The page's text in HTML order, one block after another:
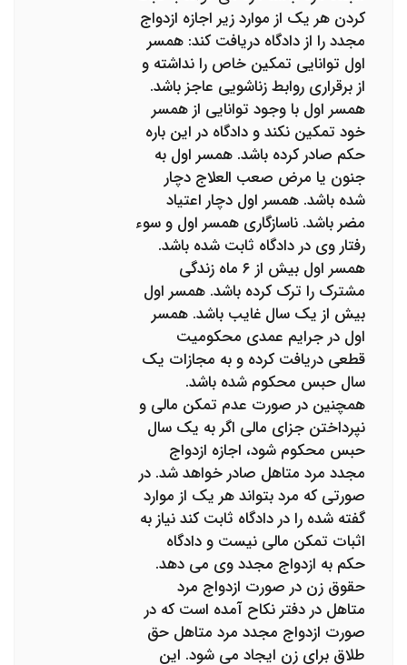
کردن هر یک از موارد زیر اجازه ازدواج
مجدد را از دادگاه دریافت کند: همسر
اول توانایی تمکین خاص را نداشته و
از برقراری روابط زناشویی عاجز باشد.
همسر اول با وجود توانایی از همسر
خود تمکین نکند و دادگاه در این باره
حکم صادر کرده باشد. همسر اول به
جنون یا مرض صعب العلاج دچار
شده باشد. همسر اول دچار اعتیاد
مضر باشد. ناسازگاری همسر اول و سوء
رفتار وی در دادگاه ثابت شده باشد.
همسر اول بیش از ۶ ماه زندگی
مشترک را ترک کرده باشد. همسر اول
بیش از یک سال غایب باشد. همسر
اول در جرایم عمدی محکومیت
قطعی دریافت کرده و به مجازات یک
سال حبس محکوم شده باشد.
همچنین در صورت عدم تمکن مالی و
نپرداختن جزای مالی اگر به یک سال
حبس محکوم شود، اجازه ازدواج
مجدد مرد متاهل صادر خواهد شد. در
صورتی که مرد بتواند هر یک از موارد
گفته شده را در دادگاه ثابت کند نیاز به
اثبات تمکن مالی نیست و دادگاه
حکم به ازدواج مجدد وی می دهد.
حقوق زن در صورت ازدواج مرد
متاهل در دفتر نکاح آمده است که در
صورت ازدواج مجدد مرد متاهل حق
طلاق برای زن ایجاد می شود. این